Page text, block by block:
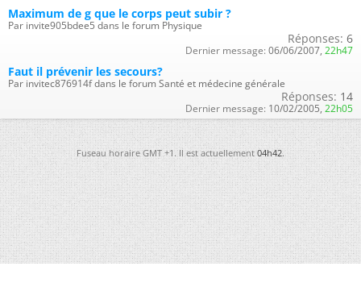
Maximum de g que le corps peut subir ?
Par invite905bdee5 dans le forum Physique
Réponses: 6
Dernier message: 06/06/2007, 22h47
Faut il prévenir les secours?
Par invitec876914f dans le forum Santé et médecine générale
Réponses: 14
Dernier message: 10/02/2005, 22h05
Fuseau horaire GMT +1. Il est actuellement04h42.